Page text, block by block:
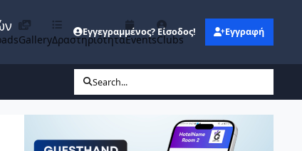
GalleryΔραστηριότηταEventsClubs
Εγγεγραμμένος? Είσοδος! Εγγραφή
Search...